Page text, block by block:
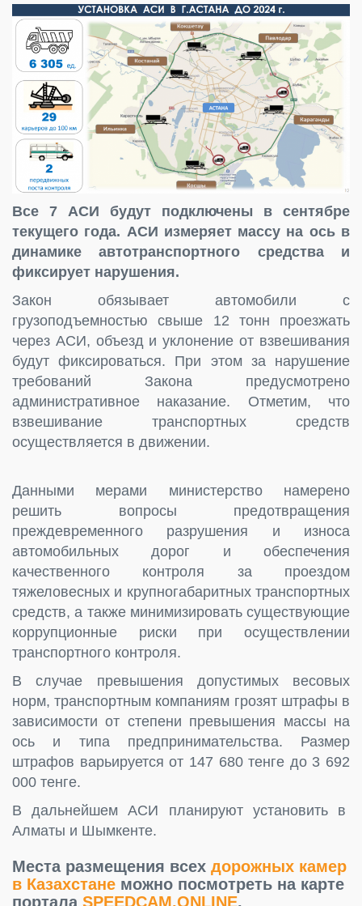
Все 7 АСИ будут подключены в сентябре
текущего года. АСИ измеряет массу на ось в
динамике автотранспортного средства и
фиксирует нарушения.
Закон обязывает автомобили с
грузоподъемностью свыше 12 тонн проезжать
через АСИ, объезд и уклонение от взвешивания
будут фиксироваться. При этом за нарушение
требований Закона предусмотрено
административное наказание. Отметим, что
взвешивание транспортных средств
осуществляется в движении.
Данными мерами министерство намерено
решить вопросы предотвращения
преждевременного разрушения и износа
автомобильных дорог и обеспечения
качественного контроля за проездом
тяжеловесных и крупногабаритных транспортных
средств, а также минимизировать существующие
коррупционные риски при осуществлении
транспортного контроля.
В случае превышения допустимых весовых
норм, транспортным компаниям грозят штрафы в
зависимости от степени превышения массы на
ось и типа предпринимательства. Размер
штрафов варьируется от 147 680 тенге до 3 692
000 тенге.
В дальнейшем АСИ планируют установить в
Алматы и Шымкенте.
Места размещения всех дорожных камер
в Казахстане можно посмотреть на карте
портала SPEEDCAM.ONLINE.